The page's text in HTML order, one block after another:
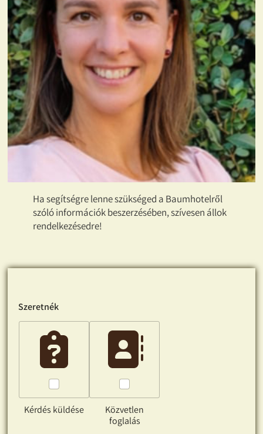
Ha segítségre lenne szükséged a Baumhotelről
szóló információk beszerzésében, szívesen állok
rendelkezésedre!
Szeretnék
Kérdés küldése
Közvetlen
foglalás